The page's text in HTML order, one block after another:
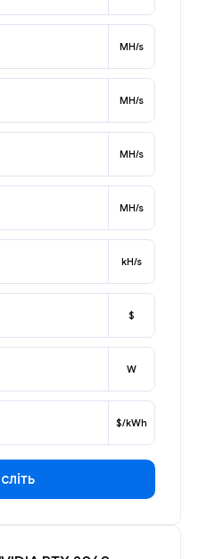
MH/s
MH/s
MH/s
MH/s
kH/s
$
W
$/kWh